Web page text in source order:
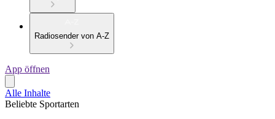
Radiosender von A-Z
App öffnen
Alle Inhalte
Beliebte Sportarten